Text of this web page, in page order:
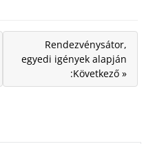
Rendezvénysátor,
egyedi igények alapján
:Következő »